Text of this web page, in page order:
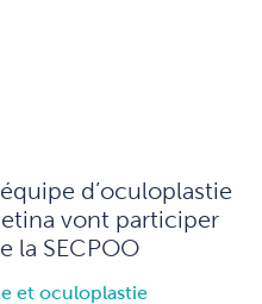
d’oculoplastie
vont participer
la SECPOO
et oculoplastie